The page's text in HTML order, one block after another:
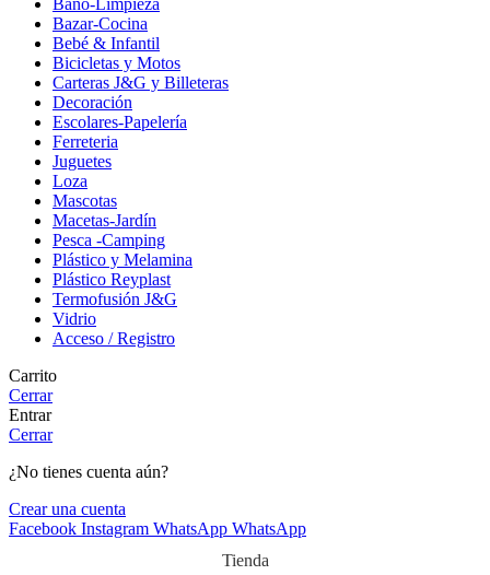
Baño-Limpieza
Bazar-Cocina
Bebé & Infantil
Bicicletas y Motos
Carteras J&G y Billeteras
Decoración
Escolares-Papelería
Ferreteria
Juguetes
Loza
Mascotas
Macetas-Jardín
Pesca -Camping
Plástico y Melamina
Plástico Reyplast
Termofusión J&G
Vidrio
Acceso / Registro
Carrito
Cerrar
Entrar
Cerrar
¿No tienes cuenta aún?
Crear una cuenta
Facebook Instagram WhatsApp WhatsApp
Tienda